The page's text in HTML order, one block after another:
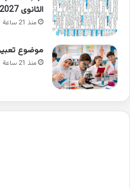
الثانوى 2027 pdf مصر
منذ 21 ساعة
موضوع
منذ 21 ساعة